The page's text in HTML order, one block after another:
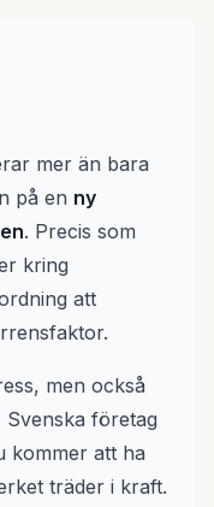
mer än bara
på en ny
. Precis som
kring
att
men också
Svenska företag
kommer att ha
träder i kraft.